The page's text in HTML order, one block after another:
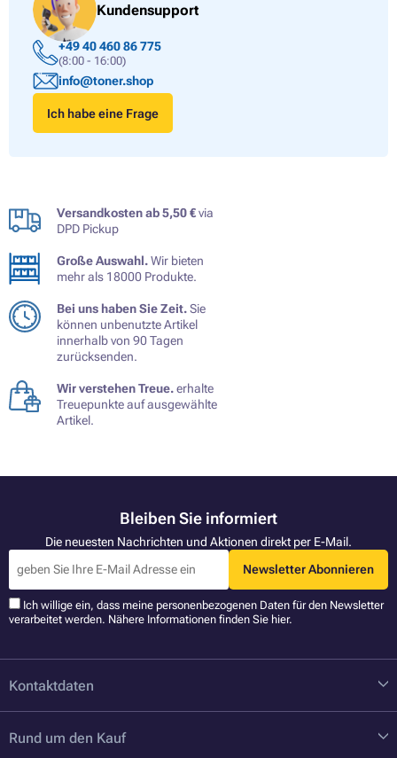
Kundensupport
+49 40 460 86 775
(8:00 - 16:00)
info@toner.shop
Ich habe eine Frage
Versandkosten ab 5,50 €via
DPD Pickup
Große Auswahl.Wir bieten
mehr als 18000 Produkte.
Bei uns haben Sie Zeit.Sie
können unbenutzte Artikel
innerhalb von 90 Tagen
zurücksenden.
Wir verstehen Treue.erhalte
Treuepunkte auf ausgewählte
Artikel.
Bleiben Sie informiert
Die neuesten Nachrichten und Aktionen direkt per E-Mail.
Newsletter Abonnieren
Ich willige ein, dass meine personenbezogenen Daten für den Newsletter
verarbeitet werden. Nähere Informationen finden Sie hier.
Kontaktdaten
Rund um den Kauf